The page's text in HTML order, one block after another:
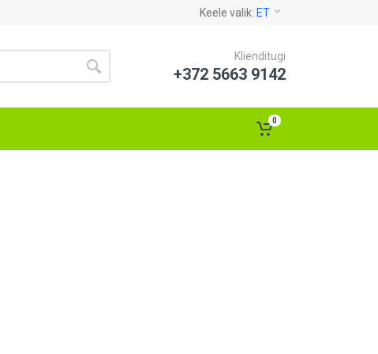
Keele valik: ET
Klienditugi
+372 5663 9142
0